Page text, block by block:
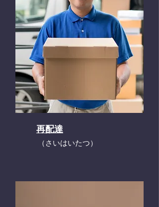
再配達
​（さいはいたつ）